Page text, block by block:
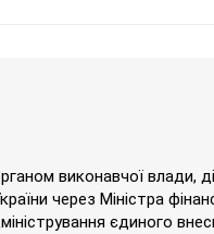
виконавчої влади,
через Міністра
єдиного